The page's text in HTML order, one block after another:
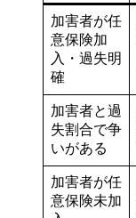
加害者が任
意保険加
入・過失明
確
加害者と過
失割合で争
いがある
加害者が任
意保険未加